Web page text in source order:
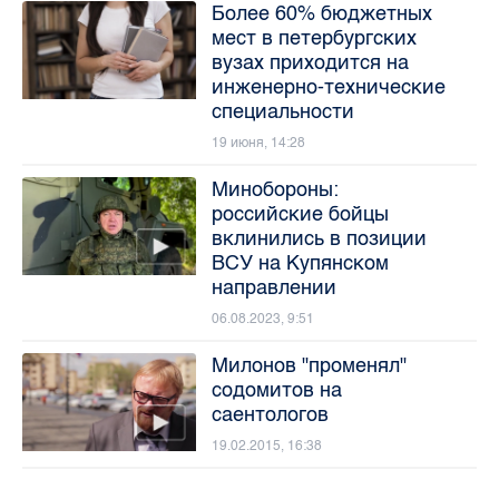
Более 60% бюджетных
мест в петербургских
вузах приходится на
инженерно-технические
специальности
19 июня, 14:28
Минобороны:
российские бойцы
вклинились в позиции
ВСУ на Купянском
направлении
06.08.2023, 9:51
Милонов "променял"
содомитов на
саентологов
19.02.2015, 16:38